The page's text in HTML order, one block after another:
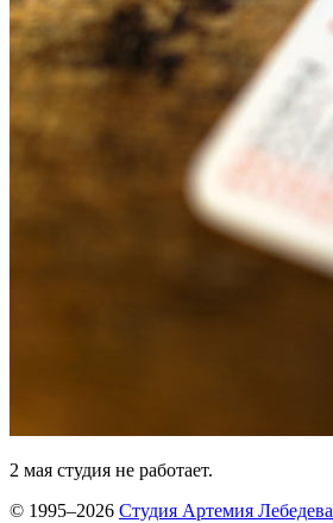
2 мая студия не работает.
© 1995–2026 Студия Артемия Лебедева